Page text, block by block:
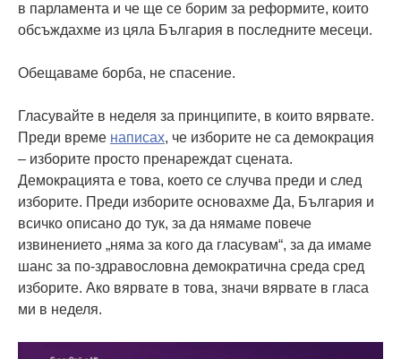
в парламента и че ще се борим за реформите, които
обсъждахме из цяла България в последните месеци.
Обещаваме борба, не спасение.
Гласувайте в неделя за принципите, в които вярвате.
Преди време написах, че изборите не са демокрация
– изборите просто пренареждат сцената.
Демокрацията е това, което се случва преди и след
изборите. Преди изборите основахме Да, България и
всичко описано до тук, за да нямаме повече
извинението „няма за кого да гласувам“, за да имаме
шанс за по-здравословна демократична среда сред
изборите. Ако вярвате в това, значи вярвате в гласа
ми в неделя.